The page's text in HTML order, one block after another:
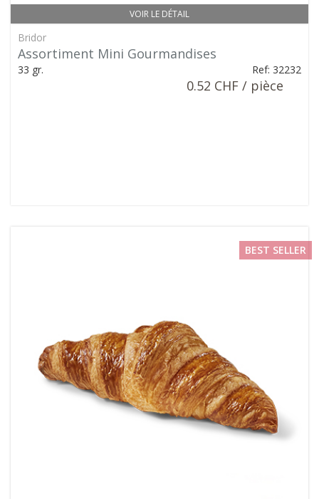
VOIR LE DÉTAIL
Bridor
Assortiment Mini Gourmandises
33 gr. Ref: 32232
0.52 CHF / pièce
BEST SELLER